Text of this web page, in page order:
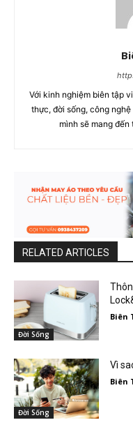
Với kinh nghiệm biên tập
thực, đời sống, công
mình sẽ mang
RELATED ARTICLES
Đời Sống
Biên
Đời Sống
Vì
Biên